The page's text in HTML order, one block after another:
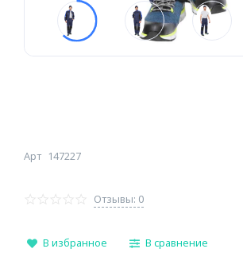
Арт 147227
Отзывы: 0
В избранное В сравнение